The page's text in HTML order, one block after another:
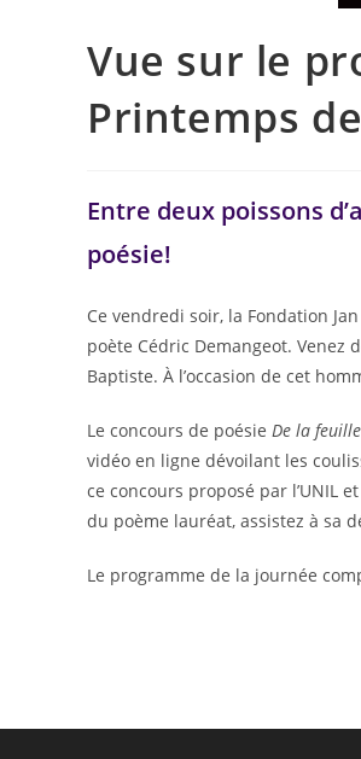
Vue sur le
Printemps
Entre deux poissons
poésie!
Ce vendredi soir, la Fondation
poète Cédric Demangeot. Venez
Baptiste. À l’occasion de cet
Le concours de poésie De la
vidéo en ligne dévoilant les
ce concours proposé par l’UNIL
du poème lauréat, assistez à sa
Le programme de la journée